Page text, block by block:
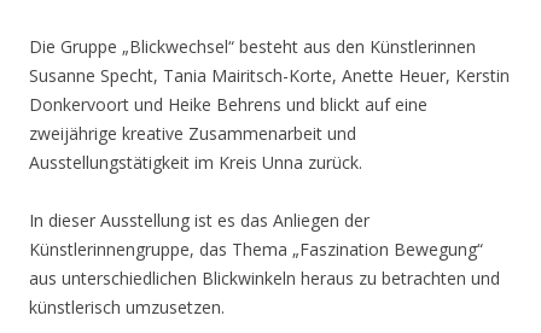
Die Gruppe „Blickwechsel“ besteht aus den Künstlerinnen
Susanne Specht, Tania Mairitsch-Korte, Anette Heuer, Kerstin
Donkervoort und Heike Behrens und blickt auf eine
zweijährige kreative Zusammenarbeit und
Ausstellungstätigkeit im Kreis Unna zurück.
In dieser Ausstellung ist es das Anliegen der
Künstlerinnengruppe, das Thema „Faszination Bewegung“
aus unterschiedlichen Blickwinkeln heraus zu betrachten und
künstlerisch umzusetzen.